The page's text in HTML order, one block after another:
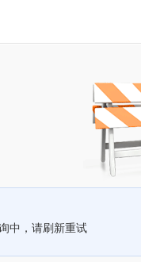
中，请刷新重试